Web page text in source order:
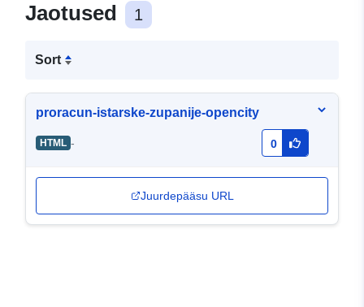
Jaotused 1
Sort
proracun-istarske-zupanije-opencity
HTML - 0
Juurdepääsu URL